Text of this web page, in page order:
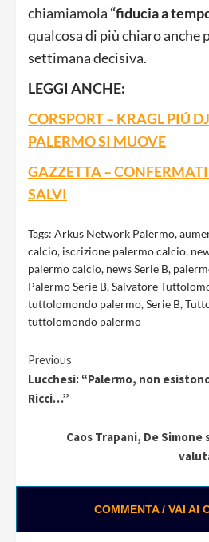
chiamiamola “fiducia a
qualcosa di più chiaro anche
settimana decisiva.
LEGGI ANCHE:
CORSPORT – KRAGL PIÚ
PALERMO SI MUOVE
GAZZETTA –
SALVI
Tags: Arkus Network Palermo,
calcio, iscrizione palermo calcio,
palermo calcio, news Serie B,
Palermo Serie B,Salvatore
tuttolomondo palermo,Serie B,
tuttolomondo palermo
Continue
Reading
Previous
Lucchesi: “Palermo, non
Ricci…”
Caos Trapani, De
COMMENTA / VAI AI